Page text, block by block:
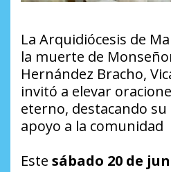
La Arquidiócesis de
la muerte de
Hernández Bracho,
invitó a elevar
eterno, destacando
apoyo a la comunidad
Este sábado 20 de